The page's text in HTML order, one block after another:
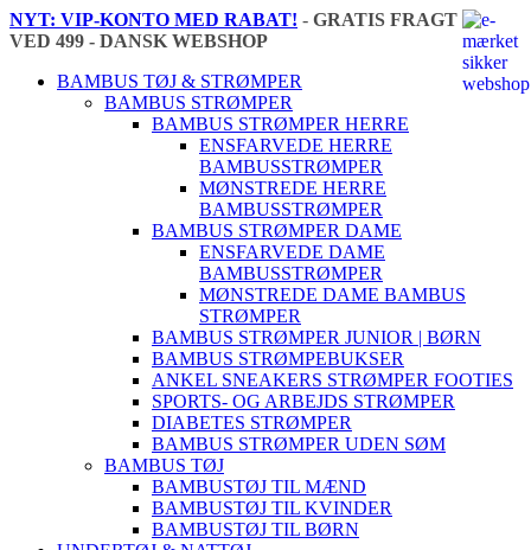
NYT: VIP-KONTO MED RABAT! - GRATIS FRAGT
VED 499 - DANSK WEBSHOP
BAMBUS TØJ & STRØMPER
BAMBUS STRØMPER
BAMBUS STRØMPER HERRE
ENSFARVEDE HERRE
BAMBUSSTRØMPER
MØNSTREDE HERRE
BAMBUSSTRØMPER
BAMBUS STRØMPER DAME
ENSFARVEDE DAME
BAMBUSSTRØMPER
MØNSTREDE DAME BAMBUS
STRØMPER
BAMBUS STRØMPER JUNIOR | BØRN
BAMBUS STRØMPEBUKSER
ANKEL SNEAKERS STRØMPER FOOTIES
SPORTS- OG ARBEJDS STRØMPER
DIABETES STRØMPER
BAMBUS STRØMPER UDEN SØM
BAMBUS TØJ
BAMBUSTØJ TIL MÆND
BAMBUSTØJ TIL KVINDER
BAMBUSTØJ TIL BØRN